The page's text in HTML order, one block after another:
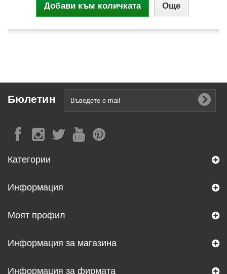
Добави към количката Още
Бюлетин
Категории
Информация
Моят профил
Информация за магазина
Информация за фирмата